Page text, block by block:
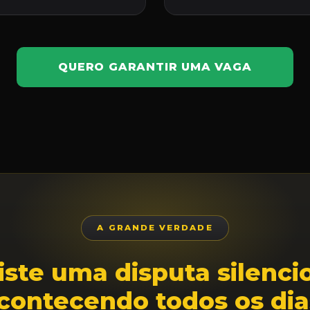
QUERO GARANTIR UMA VAGA
A GRANDE VERDADE
uma disputa
todos os